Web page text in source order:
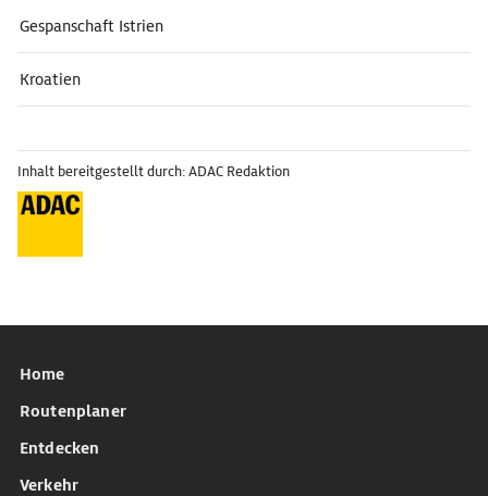
Gespanschaft Istrien
Kroatien
Inhalt bereitgestellt durch: ADAC Redaktion
Home
Routenplaner
Entdecken
Verkehr